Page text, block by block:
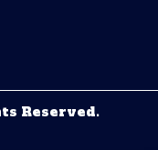
Reserved.